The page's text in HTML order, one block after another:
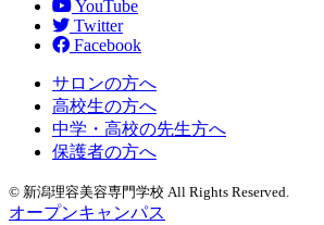
YouTube
Twitter
Facebook
サロンの方へ
高校生の方へ
中学・高校の先生方へ
保護者の方へ
© 新潟理容美容専門学校 All Rights Reserved.
オープンキャンパス